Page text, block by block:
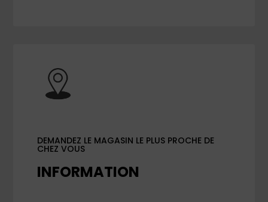
DEMANDEZ LE MAGASIN LE PLUS PROCHE DE
CHEZ VOUS
INFORMATION